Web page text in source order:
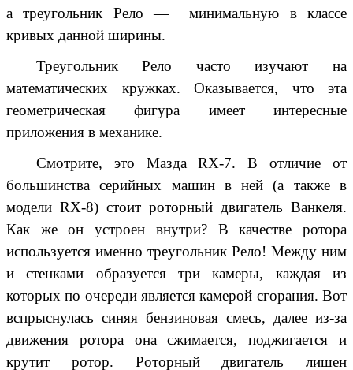
а треугольник Рело — минимальную в классе
кривых данной ширины.
Треугольник Рело часто изучают на
математических кружках. Оказывается, что эта
геометрическая фигура имеет интересные
приложения в механике.
Смотрите, это Мазда RX-7. В отличие от
большинства серийных машин в ней (а также в
модели RX-8) стоит роторный двигатель Ванкеля.
Как же он устроен внутри? В качестве ротора
используется именно треугольник Рело! Между ним
и стенками образуется три камеры, каждая из
которых по очереди является камерой сгорания. Вот
вспрыснулась синяя бензиновая смесь, далее из-за
движения ротора она сжимается, поджигается и
крутит ротор. Роторный двигатель лишен